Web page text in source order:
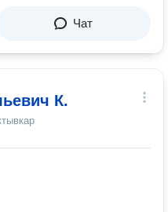
Чат
К.